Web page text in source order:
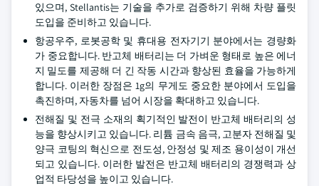
있으며, Stellantis는 기술을 추가로 검증하기 위해 차량 플릿
도입을 준비하고 있습니다.
항공우주, 로봇공학 및 휴대용 전자기기 분야에서는 경량화
가 중요합니다. 반고체 배터리는 더 가벼운 형태로 높은 에너
지 밀도를 제공해 더 긴 작동 시간과 향상된 효율을 가능하게
합니다. 이러한 장점은 1g의 무게도 중요한 분야에서 도입을
촉진하며, 자동차를 넘어 시장을 확대하고 있습니다.
전해질 및 전극 소재의 획기적인 발전이 반고체 배터리의 성
능을 향상시키고 있습니다. 리튬 금속 음극, 고분자 전해질 및
양극 코팅의 혁신으로 전도성, 안정성 및 제조 용이성이 개선
되고 있습니다. 이러한 발전은 반고체 배터리의 경쟁력과 상
업적 타당성을 높이고 있습니다.